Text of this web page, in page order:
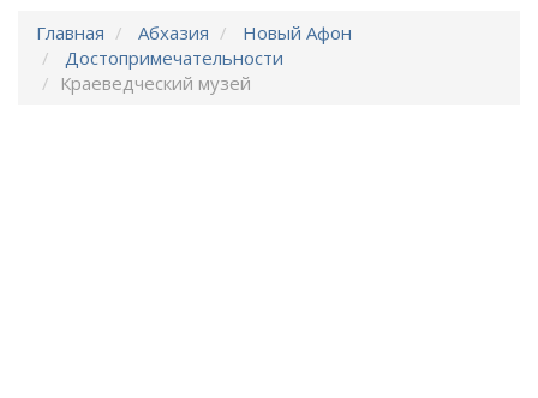
Главная Абхазия
Новый Афон
Достопримечательности
Краеведческий музей